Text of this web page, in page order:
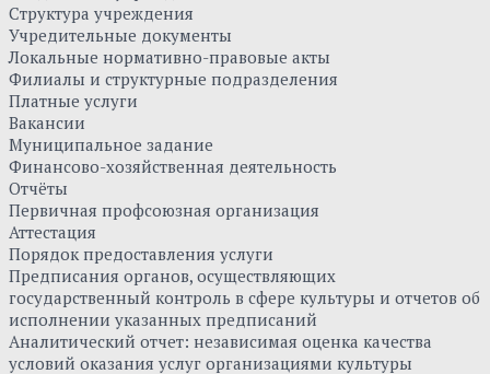
Структура учреждения
Учредительные документы
Локальные нормативно-правовые акты
Филиалы и структурные подразделения
Платные услуги
Вакансии
Муниципальное задание
Финансово-хозяйственная деятельность
Отчёты
Первичная профсоюзная организация
Аттестация
Порядок предоставления услуги
Предписания органов, осуществляющих
государственный контроль в сфере культуры и отчетов об
исполнении указанных предписаний
Аналитический отчет: независимая оценка качества
условий оказания услуг организациями культуры